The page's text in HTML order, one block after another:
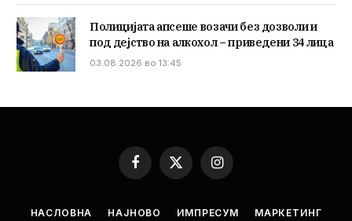
Полицијата апсеше возачи без дозволи и
под дејство на алкохол – приведени 34 лица
03.08.2026 во 13:45
Facebook
X
(Twitter)
Instagram
НАСЛОВНА НАЈНОВО ИМПРЕСУМ МАРКЕТИНГ